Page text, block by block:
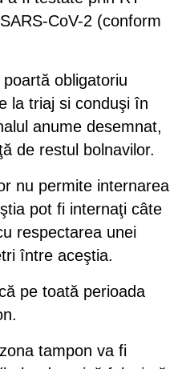
CoV-2 (conform
obligatoriu
la triaj si conduşi în
anume desemnat,
de restul bolnavilor.
nu permite internarea
pot fi internaţi câte
respectarea unei
între aceştia.
pe toată perioada
tampon va fi